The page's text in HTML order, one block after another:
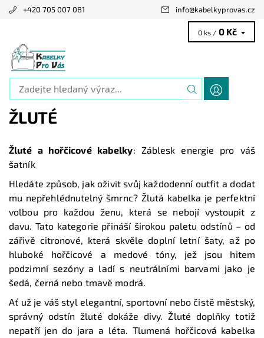
+420 705 007 081 info@kabelkyprovas.cz
0 ks / 0 Kč
ŽLUTÉ
Žluté a hořčicové kabelky: Záblesk energie pro váš
šatník
Hledáte způsob, jak oživit svůj každodenní outfit a dodat
mu nepřehlédnutelný šmrnc? Žlutá kabelka je perfektní
volbou pro každou ženu, která se nebojí vystoupit z
davu. Tato kategorie přináší širokou paletu odstínů – od
zářivě citronové, která skvěle doplní letní šaty, až po
hluboké hořčicové a medové tóny, jež jsou hitem
podzimní sezóny a ladí s neutrálními barvami jako je
šedá, černá nebo tmavě modrá.
Ať už je váš styl elegantní, sportovní nebo čistě městský,
správný odstín žluté dokáže divy. Žluté doplňky totiž
nepatří jen do jara a léta. Tlumená hořčicová kabelka